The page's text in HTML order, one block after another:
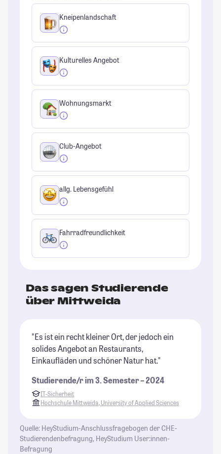
Kneipenlandschaft
Kulturelles Angebot
Wohnungsmarkt
Club-Angebot
allg. Lebensgefühl
Fahrradfreundlichkeit
Das sagen Studierende
über Mittweida
"Es ist ein recht kleiner Ort, der jedoch ein
solides Angebot an Restaurants,
Einkaufläden und schöner Natur hat."
Studierende/r im 3. Semester – 2024
IT-Sicherheit
Hochschule Mittweida, University of Applied Sciences
Quelle: HeyStudium-Anschlussfragebogen der CHE-
Studierendenbefragung, HeyStudium User:innen-
Befragung